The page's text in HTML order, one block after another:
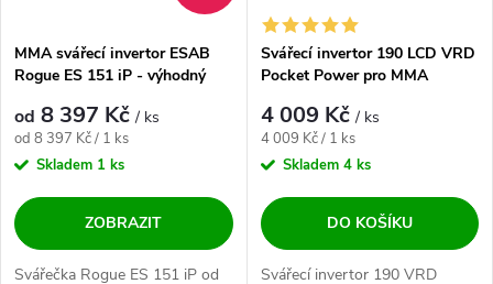
MMA svářecí invertor ESAB
Rogue ES 151 iP - výhodný
od 8 397 Kč/ ks
Měrná cena:
od 8 397 Kč / 1 ks
Skladem 1 ks
ZOBRAZIT
Svářečka Rogue ES 151 iP od
Svářecí invertor 190 LCD VRD
Pocket Power pro MMA
4 009 Kč/ ks
Měrná cena:
4 009 Kč / 1 ks
Skladem 4 ks
DO KOŠÍKU
Svářecí invertor 190 VRD